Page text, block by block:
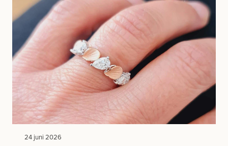
24 juni 2026